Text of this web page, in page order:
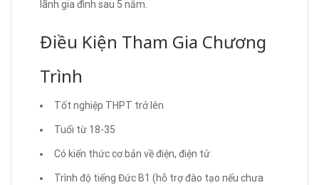
lãnh gia đình sau 5 năm.
Điều Kiện Tham Gia Chương
Trình
Tốt nghiệp THPT trở lên
Tuổi từ 18-35
Có kiến thức cơ bản về điện, điện tử
Trình độ tiếng Đức B1 (hỗ trợ đào tạo nếu chưa